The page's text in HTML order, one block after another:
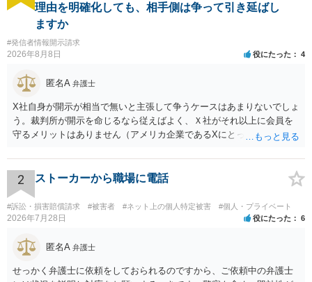
理由を明確化しても、相手側は争って引き延ばし
ますか
#発信者情報開示請求
2026年8月8日 役にたった 4
匿名A 弁護士
X社自身が開示が相当で無いと主張して争うケースはあまりないでしょ
う。裁判所が開示を命じるなら従えばよく、Ｘ社がそれ以上に会員を
守るメリットはありません（アメリカ企業であるXにとって、日本の会
うかを争うよりも、「発信者情報の保有確認がまだできていない」な
どと言い訳して確認できるまで発令を引き伸ばす方で対応してくる方
が圧倒的に多いです（この作戦は必ずといっていいほど行ってきま
す）。
2 ストーカーから職場に電話
#訴訟・損害賠償請求 #被害者 #ネット上の個人特定被害 #個人・プライベート
2026年7月28日 役にたった 6
匿名A 弁護士
せっかく弁護士に依頼をしておられるのですから、ご依頼中の弁護士